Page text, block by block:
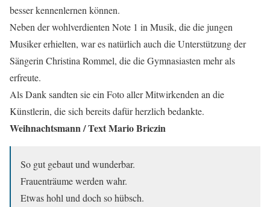
besser kennenlernen können.
Neben der wohlverdienten Note 1 in Musik, die die jungen
Musiker erhielten, war es natürlich auch die Unterstützung der
Sängerin Christina Rommel, die die Gymnasiasten mehr als
erfreute.
Als Dank sandten sie ein Foto aller Mitwirkenden an die
Künstlerin, die sich bereits dafür herzlich bedankte.
Weihnachtsmann / Text Mario Briczin
So gut gebaut und wunderbar.
Frauenträume werden wahr.
Etwas hohl und doch so hübsch.